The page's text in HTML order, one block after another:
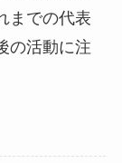
までの代表
の活動に注